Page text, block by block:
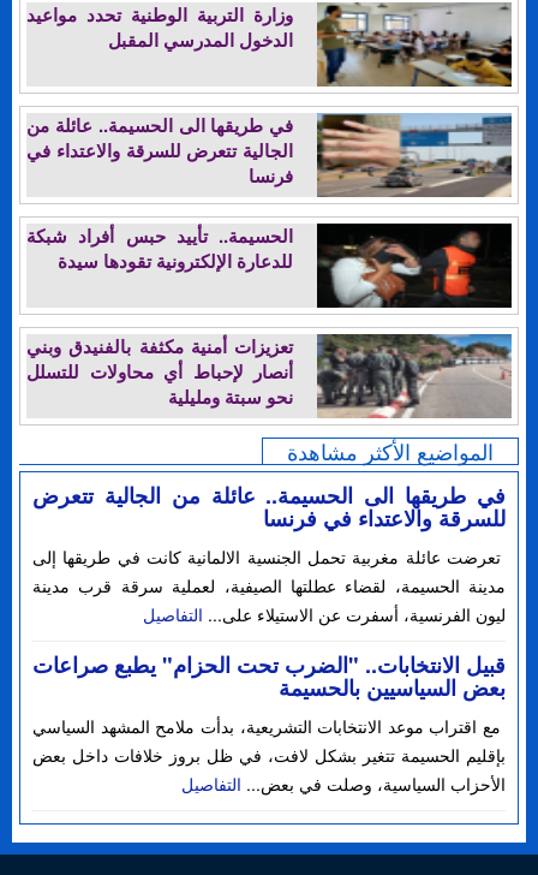
وزارة التربية الوطنية تحدد مواعيد
الدخول المدرسي المقبل
في طريقها الى الحسيمة.. عائلة من
الجالية تتعرض للسرقة والاعتداء في
فرنسا
الحسيمة.. تأييد حبس أفراد شبكة
للدعارة الإلكترونية تقودها سيدة
تعزيزات أمنية مكثفة بالفنيدق وبني
أنصار لإحباط أي محاولات للتسلل
نحو سبتة ومليلية
المواضيع الأكثر مشاهدة
في طريقها الى الحسيمة.. عائلة من الجالية تتعرض
للسرقة والاعتداء في فرنسا
تعرضت عائلة مغربية تحمل الجنسية الالمانية كانت في طريقها إلى
مدينة الحسيمة، لقضاء عطلتها الصيفية، لعملية سرقة قرب مدينة
ليون الفرنسية، أسفرت عن الاستيلاء على... التفاصيل
قبيل الانتخابات.. "الضرب تحت الحزام" يطبع صراعات
بعض السياسيين بالحسيمة
مع اقتراب موعد الانتخابات التشريعية، بدأت ملامح المشهد السياسي
بإقليم الحسيمة تتغير بشكل لافت، في ظل بروز خلافات داخل بعض
الأحزاب السياسية، وصلت في بعض... التفاصيل